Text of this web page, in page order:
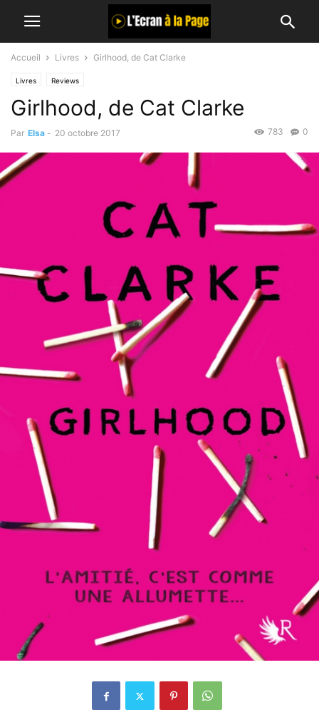
Accueil Livres Girlhood, de Cat Clarke
Livres Reviews
Girlhood, de Cat Clarke
Par Elsa - 20 octobre 2017 0
783